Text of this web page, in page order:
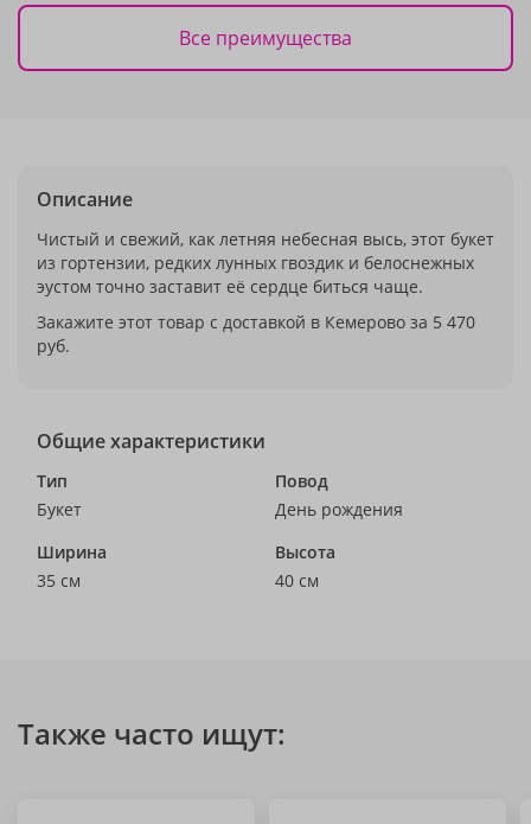
Все преимущества
Описание
Чистый и свежий, как летняя небесная высь, этот букет
из гортензии, редких лунных гвоздик и белоснежных
эустом точно заставит её сердце биться чаще.
Закажите этот товар с доставкой в Кемерово за 5 470
руб.
Общие характеристики
Тип
Букет
Повод
День рождения
Ширина
35 см
Высота
40 см
Также часто ищут: